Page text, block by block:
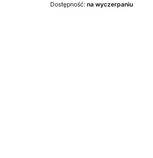
Dostępność: na wyczerpaniu